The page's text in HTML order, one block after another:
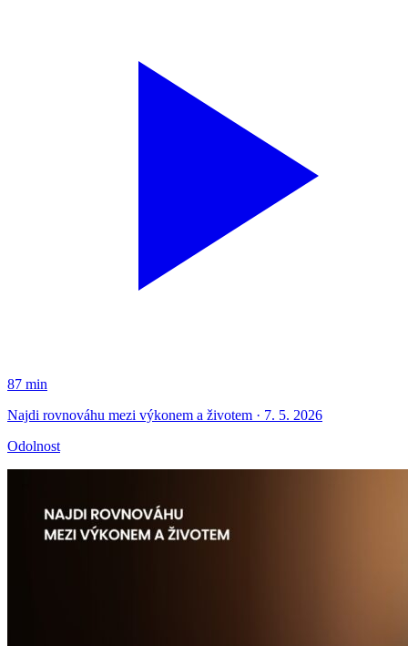
87 min
Najdi rovnováhu mezi výkonem a životem · 7. 5. 2026
Odolnost